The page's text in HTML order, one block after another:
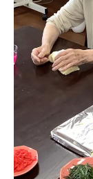
爽やかな風九州
社会福祉法人 福
福ふく
社会福祉法人
心の会
医療（共に生
医療法人社団 美